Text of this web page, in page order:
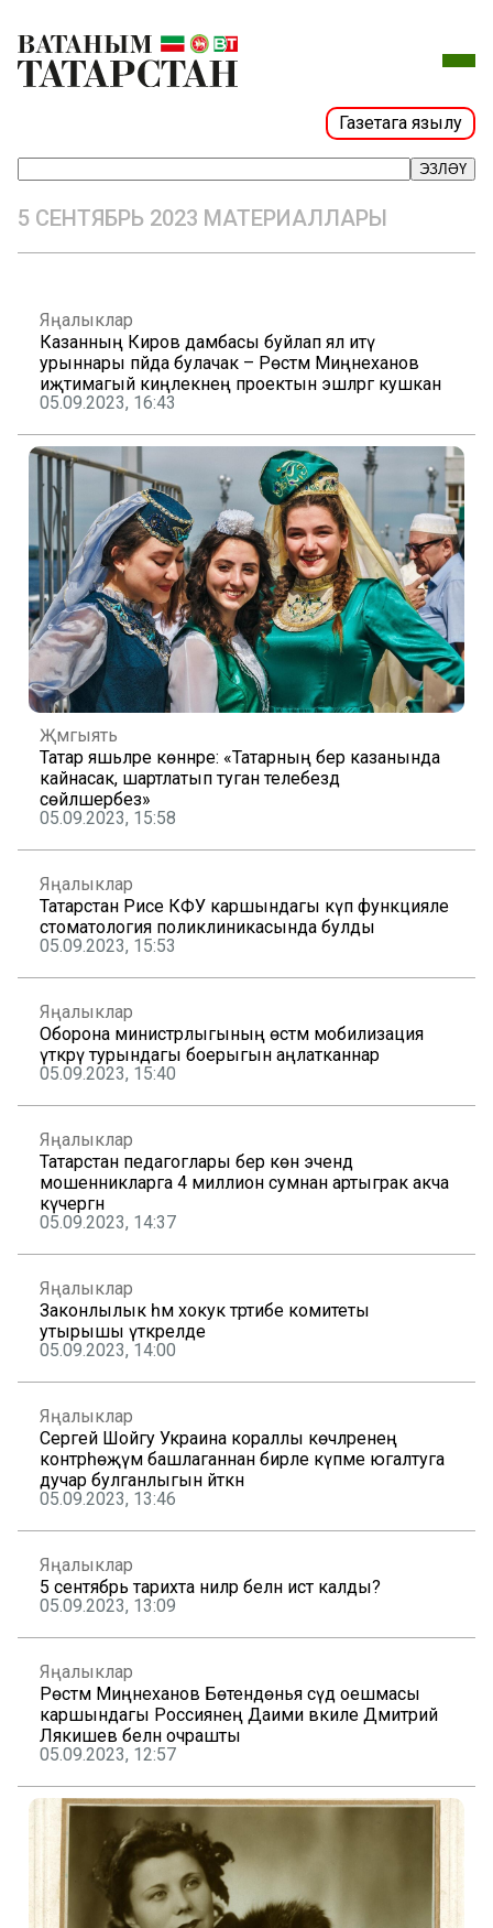
Газетага язылу
ЭЗЛӘҮ
5 СЕНТЯБРЬ 2023 МАТЕРИАЛЛАРЫ
Яңалыклар
Казанның Киров дамбасы буйлап ял итү
урыннары пәйда булачак – Рөстәм Миңнеханов
иҗтимагый киңлекнең проектын эшләргә кушкан
05.09.2023, 16:43
Җәмгыять
Татар яшьләре көннәре: «Татарның бер казанында
кайнасак, шартлатып туган телебездә
сөйләшербез»
05.09.2023, 15:58
Яңалыклар
Татарстан Рәисе КФУ каршындагы күп функцияле
стоматология поликлиникасында булды
05.09.2023, 15:53
Яңалыклар
Оборона министрлыгының өстәмә мобилизация
үткәрү турындагы боерыгын аңлатканнар
05.09.2023, 15:40
Яңалыклар
Татарстан педагоглары бер көн эчендә
мошенникларга 4 миллион сумнан артыграк акча
күчергән
05.09.2023, 14:37
Яңалыклар
Законлылык һәм хокук тәртибе комитеты
утырышы үткәрелде
05.09.2023, 14:00
Яңалыклар
Сергей Шойгу Украина кораллы көчләренең
контрһөҗүм башлаганнан бирле күпме югалтуга
дучар булганлыгын әйткән
05.09.2023, 13:46
Яңалыклар
5 сентябрь тарихта ниләр белән истә калды?
05.09.2023, 13:09
Яңалыклар
Рөстәм Миңнеханов Бөтендөнья сәүдә оешмасы
каршындагы Россиянең Даими вәкиле Дмитрий
Лякишев белән очрашты
05.09.2023, 12:57